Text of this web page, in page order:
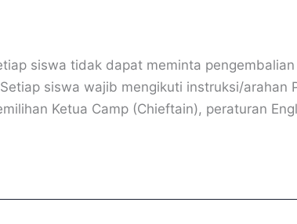
siswa tidak dapat meminta
siswa wajib mengikuti instruksi/arahan
Ketua Camp (Chieftain), peraturan